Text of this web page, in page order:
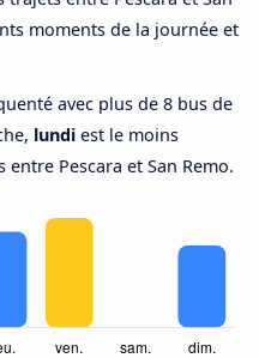
moments de la journée et
avec plus de 8 bus de
lundi est le moins
Pescara et San Remo.